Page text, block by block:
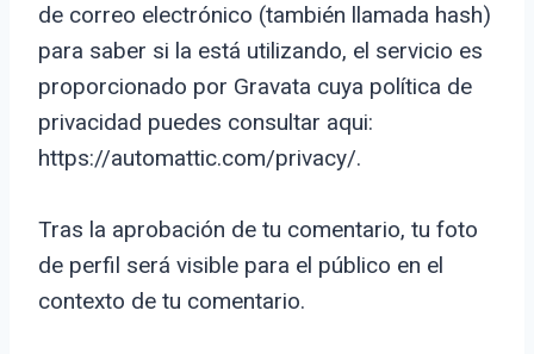
de correo electrónico (también llamada hash)
para saber si la está utilizando, el servicio es
proporcionado por Gravata cuya política de
privacidad puedes consultar aqui:
https://automattic.com/privacy/.
Tras la aprobación de tu comentario, tu foto
de perfil será visible para el público en el
contexto de tu comentario.